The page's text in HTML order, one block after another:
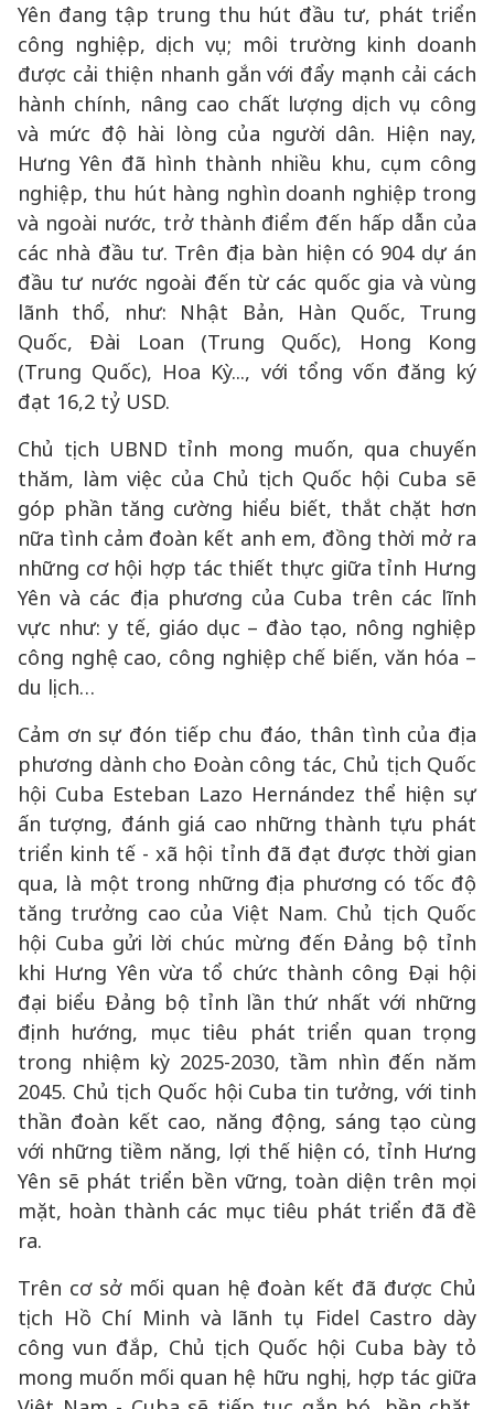
Yên đang tập trung thu hút đầu tư, phát triển
công nghiệp, dịch vụ; môi trường kinh doanh
được cải thiện nhanh gắn với đẩy mạnh cải cách
hành chính, nâng cao chất lượng dịch vụ công
và mức độ hài lòng của người dân. Hiện nay,
Hưng Yên đã hình thành nhiều khu, cụm công
nghiệp, thu hút hàng nghìn doanh nghiệp trong
và ngoài nước, trở thành điểm đến hấp dẫn của
các nhà đầu tư. Trên địa bàn hiện có 904 dự án
đầu tư nước ngoài đến từ các quốc gia và vùng
lãnh thổ, như: Nhật Bản, Hàn Quốc, Trung
Quốc, Đài Loan (Trung Quốc), Hong Kong
(Trung Quốc), Hoa Kỳ..., với tổng vốn đăng ký
đạt 16,2 tỷ USD.
Chủ tịch UBND tỉnh mong muốn, qua chuyến
thăm, làm việc của Chủ tịch Quốc hội Cuba sẽ
góp phần tăng cường hiểu biết, thắt chặt hơn
nữa tình cảm đoàn kết anh em, đồng thời mở ra
những cơ hội hợp tác thiết thực giữa tỉnh Hưng
Yên và các địa phương của Cuba trên các lĩnh
vực như: y tế, giáo dục – đào tạo, nông nghiệp
công nghệ cao, công nghiệp chế biến, văn hóa –
du lịch…
Cảm ơn sự đón tiếp chu đáo, thân tình của địa
phương dành cho Đoàn công tác, Chủ tịch Quốc
hội Cuba Esteban Lazo Hernández thể hiện sự
ấn tượng, đánh giá cao những thành tựu phát
triển kinh tế - xã hội tỉnh đã đạt được thời gian
qua, là một trong những địa phương có tốc độ
tăng trưởng cao của Việt Nam. Chủ tịch Quốc
hội Cuba gửi lời chúc mừng đến Đảng bộ tỉnh
khi Hưng Yên vừa tổ chức thành công Đại hội
đại biểu Đảng bộ tỉnh lần thứ nhất với những
định hướng, mục tiêu phát triển quan trọng
trong nhiệm kỳ 2025-2030, tầm nhìn đến năm
2045. Chủ tịch Quốc hội Cuba tin tưởng, với tinh
thần đoàn kết cao, năng động, sáng tạo cùng
với những tiềm năng, lợi thế hiện có, tỉnh Hưng
Yên sẽ phát triển bền vững, toàn diện trên mọi
mặt, hoàn thành các mục tiêu phát triển đã đề
ra.
Trên cơ sở mối quan hệ đoàn kết đã được Chủ
tịch Hồ Chí Minh và lãnh tụ Fidel Castro dày
công vun đắp, Chủ tịch Quốc hội Cuba bày tỏ
mong muốn mối quan hệ hữu nghị, hợp tác giữa